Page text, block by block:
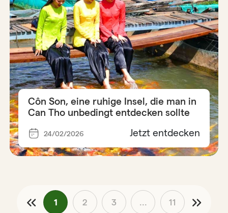
Côn Son, eine ruhige Insel, die man in
Can Tho unbedingt entdecken sollte
24/02/2026 Jetzt entdecken
1 2 3 ... 11